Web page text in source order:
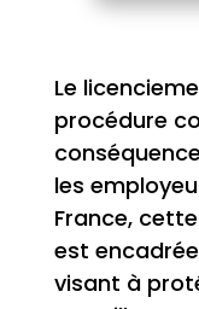
Le
procédure
les
France,
est
visant à